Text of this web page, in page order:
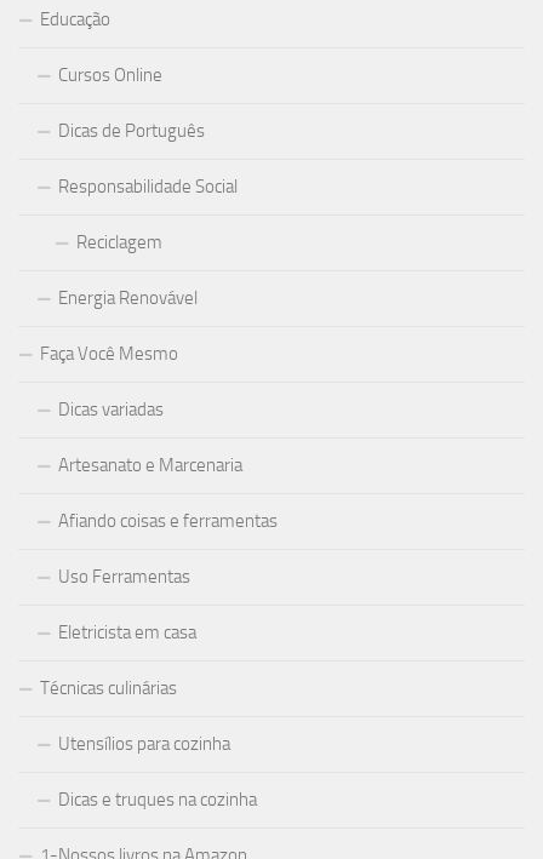
Educação
Cursos Online
Dicas de Português
Responsabilidade Social
Reciclagem
Energia Renovável
Faça Você Mesmo
Dicas variadas
Artesanato e Marcenaria
Afiando coisas e ferramentas
Uso Ferramentas
Eletricista em casa
Técnicas culinárias
Utensílios para cozinha
Dicas e truques na cozinha